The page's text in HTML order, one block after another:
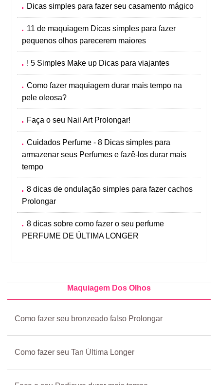
Dicas simples para fazer seu casamento mágico
11 de maquiagem Dicas simples para fazer
pequenos olhos parecerem maiores
! 5 Simples Make up Dicas para viajantes
Como fazer maquiagem durar mais tempo na
pele oleosa?
Faça o seu Nail Art Prolongar!
Cuidados Perfume - 8 Dicas simples para
armazenar seus Perfumes e fazê-los durar mais
tempo
8 dicas de ondulação simples para fazer cachos
Prolongar
8 dicas sobre como fazer o seu perfume
PERFUME DE ÚLTIMA LONGER
Maquiagem Dos Olhos
Como fazer seu bronzeado falso Prolongar
Como fazer seu Tan Última Longer